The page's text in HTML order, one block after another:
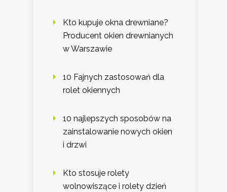
Kto kupuje okna drewniane?
Producent okien drewnianych
w Warszawie
10 Fajnych zastosowań dla
rolet okiennych
10 najlepszych sposobów na
zainstalowanie nowych okien
i drzwi
Kto stosuje rolety
wolnowiszące i rolety dzień